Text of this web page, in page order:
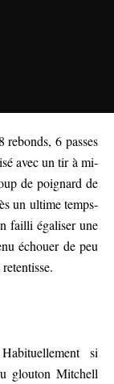
6 passes
avec un tir à mi-
de poignard de
un ultime temps-
failli égaliser une
échouer de peu
si
glouton Mitchell